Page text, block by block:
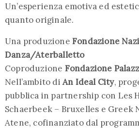
Un’esperienza emotiva ed
quanto originale.
Una produzione Fondazione
Danza/Aterballetto
Coproduzione Fondazione
Nell’ambito di An Ideal City,
pubblica in partnership con Les
Schaerbeek – Bruxelles e Greek
Atene, cofinanziato dal